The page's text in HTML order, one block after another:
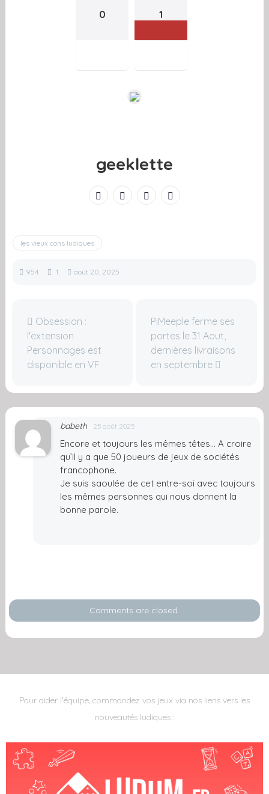
0 1
geeklette
les vieux cons ludiques
954 1 août 20, 2025
Obsession :
l'extension
Personnages est
disponible en VF
PiMeeple ferme ses
portes le 31 Aout,
dernières livraisons
en septembre
babeth 25 août 2025
Encore et toujours les mêmes têtes… A croire
qu’il y a que 50 joueurs de jeux de sociétés
francophone.
Je suis saoulée de cet entre-soi avec toujours
les mêmes personnes qui nous donnent la
bonne parole.
Comments are closed.
Pour aider l'équipe, commandez vos jeux via nos liens vers les
nouveautés ludiques :